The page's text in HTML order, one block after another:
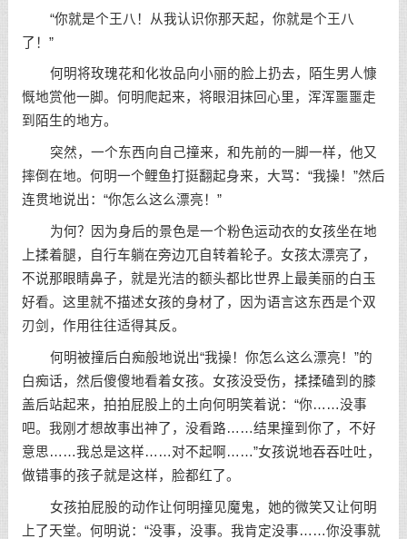
“你就是个王八！从我认识你那天起，你就是个王八
了！”
何明将玫瑰花和化妆品向小丽的脸上扔去，陌生男人慷
慨地赏他一脚。何明爬起来，将眼泪抹回心里，浑浑噩噩走
到陌生的地方。
突然，一个东西向自己撞来，和先前的一脚一样，他又
摔倒在地。何明一个鲤鱼打挺翻起身来，大骂：“我操！”然后
连贯地说出：“你怎么这么漂亮！”
为何？因为身后的景色是一个粉色运动衣的女孩坐在地
上揉着腿，自行车躺在旁边兀自转着轮子。女孩太漂亮了，
不说那眼睛鼻子，就是光洁的额头都比世界上最美丽的白玉
好看。这里就不描述女孩的身材了，因为语言这东西是个双
刃剑，作用往往适得其反。
何明被撞后白痴般地说出“我操！你怎么这么漂亮！”的
白痴话，然后傻傻地看着女孩。女孩没受伤，揉揉磕到的膝
盖后站起来，拍拍屁股上的土向何明笑着说：“你……没事
吧。我刚才想故事出神了，没看路……结果撞到你了，不好
意思……我总是这样……对不起啊……”女孩说地吞吞吐吐，
做错事的孩子就是这样，脸都红了。
女孩拍屁股的动作让何明撞见魔鬼，她的微笑又让何明
上了天堂。何明说：“没事，没事。我肯定没事……你没事就